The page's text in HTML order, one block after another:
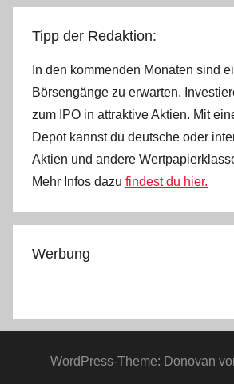
Tipp der Redaktion:
In den kommenden Monaten sind
Börsengänge zu erwarten.
zum IPO in attraktive Aktien. Mit
Depot kannst du deutsche oder
Aktien und andere
Mehr Infos dazu findest du hier.
Werbung
WordPress-Theme: Donovan